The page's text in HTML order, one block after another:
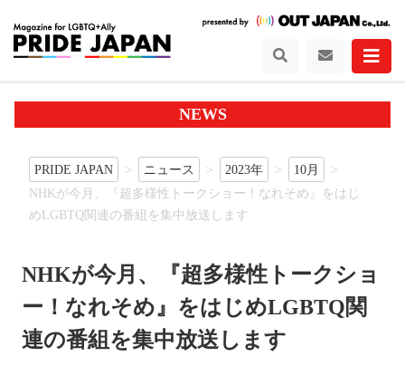
NEWS
PRIDE JAPAN ニュース 2023年
10月
NHKが今月、『超多様性トークショー！なれそめ』をはじ
めLGBTQ関連の番組を集中放送します
NHKが今月、『超多様性トークショ
ー！なれそめ』をはじめLGBTQ関
連の番組を集中放送します